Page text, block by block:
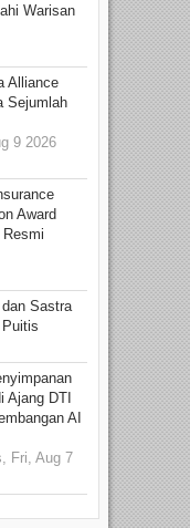
Warisan
Alliance
Sejumlah
9 2026
Award
Sastra
Ajang DTI
AI
Fri, Aug 7